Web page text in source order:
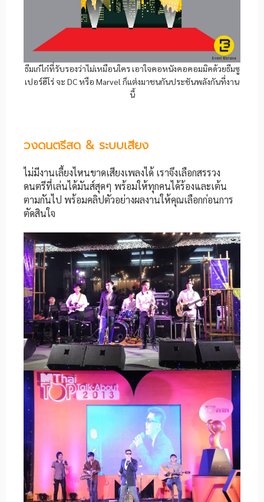
ธีมเก๋ไก๋ที่รับรองว่าไม่เหมือนใคร เอาใจคอหนังคอคอมมิคด้วยธีมซู
เปอร์ฮีโร่ จะ DC หรือ Marvel ก็แต่งมาชนกันประชันพลังกันที่งาน
นี้
วงดนตรีสด & ระบบเสียง
ไม่มีงานเลี้ยงไหนขาดเสียงเพลงได้ เราจึงเลือกสรรวง
ดนตรีที่เล่นได้มันส์สุดๆ พร้อมให้ทุกคนได้ร้องและเต้น
ตามกันไป พร้อมคลิปตัวอย่างผลงานให้คุณเลือกก่อนการ
ตัดสินใจ